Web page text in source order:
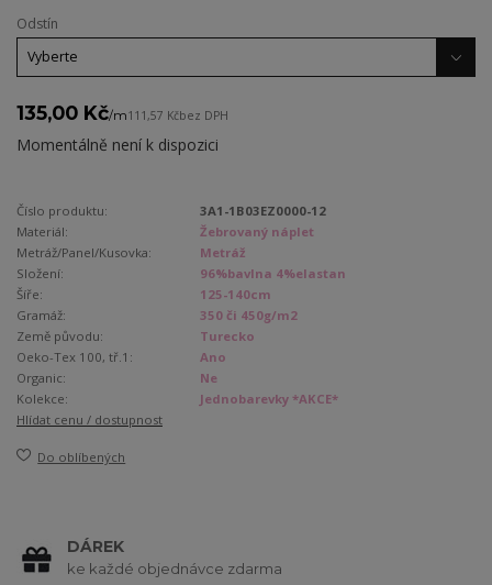
Odstín
135,00 Kč/m111,57 Kčbez DPH
Momentálně není k dispozici
Číslo produktu:
3A1-1B03EZ0000-12
Materiál:
Žebrovaný náplet
Metráž/Panel/Kusovka:
Metráž
Složení:
96%bavlna 4%elastan
Šíře:
125-140cm
Gramáž:
350 či 450g/m2
Země původu:
Turecko
Oeko-Tex 100, tř.1:
Ano
Organic:
Ne
Kolekce:
Jednobarevky *AKCE*
Hlídat cenu / dostupnost
Do oblíbených
DÁREK
ke každé objednávce zdarma